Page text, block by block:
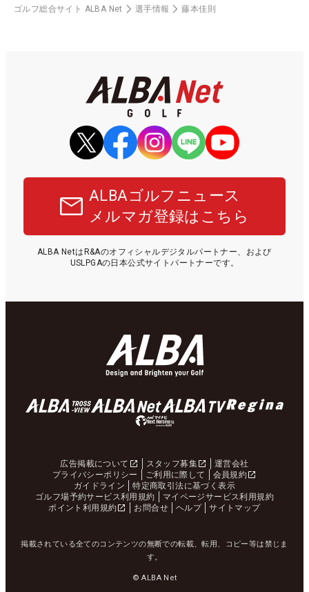
ゴルフ総合サイト ALBA Net 選手情報 藤本佳則
ALBAゴルフニュース
メルマガ登録はこちら
ALBA NetはR&Aのオフィシャルデジタルパートナー、および
USLPGAの日本公式サイトパートナーです。
広告掲載について スタッフ募集
運営会社
プライバシーポリシー
ご利用に際して
会員規約
ガイドライン
特定商取引法に基づく表示
ゴルフ場予約サービス利用規約
マイページサービス利用規約
ポイント利用規約
お問合せ ヘルプ サイトマップ
掲載されている全てのコンテンツの無断での転載、転用、コピー等は禁じま
す。
© ALBA Net